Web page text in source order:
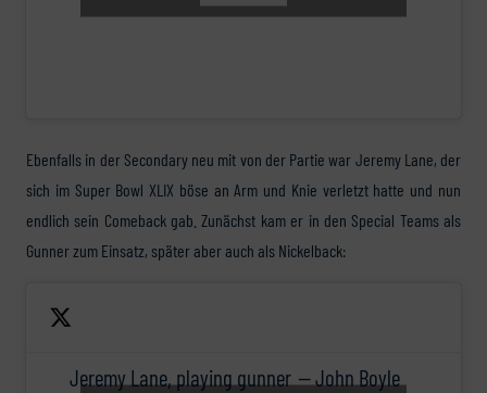
Ebenfalls in der Secondary neu mit von der Partie war Jeremy Lane, der
sich im Super Bowl XLIX böse an Arm und Knie verletzt hatte und nun
endlich sein Comeback gab. Zunächst kam er in den Special Teams als
Gunner zum Einsatz, später aber auch als Nickelback:
Jeremy Lane, playing gunner — John Boyle